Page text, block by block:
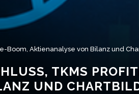
Boom, Aktienanalyse von Bilanz und
TKMS
UND